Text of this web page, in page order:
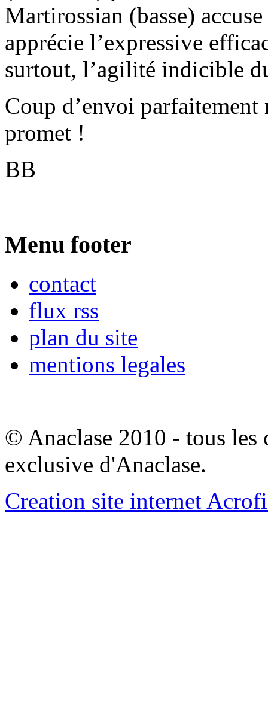
Martirossian (basse)
apprécie l’expressive
surtout, l’agilité indicible
Coup d’envoi
promet !
BB
Menu footer
contact
flux rss
plan du site
mentions legales
© Anaclase 2010 - tous les
exclusive d'Anaclase.
Creation site internet